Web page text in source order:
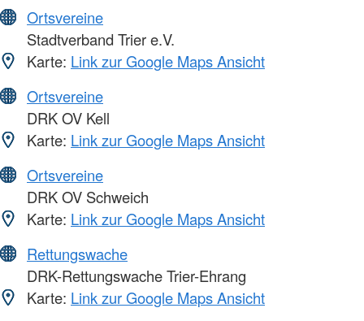
Ortsvereine
Stadtverband Trier e.V.
Karte: Link zur Google Maps Ansicht
Ortsvereine
DRK OV Kell
Karte: Link zur Google Maps Ansicht
Ortsvereine
DRK OV Schweich
Karte: Link zur Google Maps Ansicht
Rettungswache
DRK-Rettungswache Trier-Ehrang
Karte: Link zur Google Maps Ansicht